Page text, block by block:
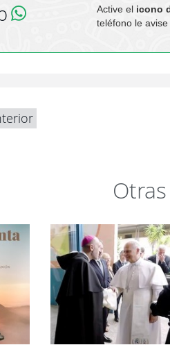
Active el icono
teléfono le